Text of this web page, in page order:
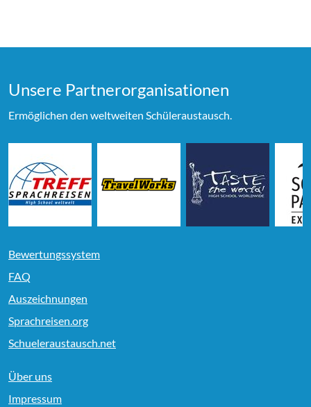
Unsere Partner­organi­sationen
Ermöglichen den weltweiten Schüleraustausch.
Bewertungssystem
FAQ
Auszeichnungen
Sprachreisen.org
Schueleraustausch.net
Über uns
Impressum